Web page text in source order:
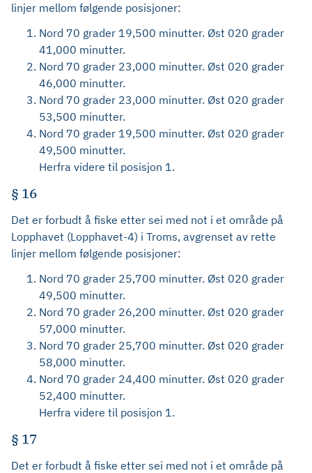
linjer mellom følgende posisjoner:
Nord 70 grader 19,500 minutter. Øst 020 grader
41,000 minutter.
Nord 70 grader 23,000 minutter. Øst 020 grader
46,000 minutter.
Nord 70 grader 23,000 minutter. Øst 020 grader
53,500 minutter.
Nord 70 grader 19,500 minutter. Øst 020 grader
49,500 minutter.
Herfra videre til posisjon 1.
§ 16
Det er forbudt å fiske etter sei med not i et område på
Lopphavet (Lopphavet-4) i Troms, avgrenset av rette
linjer mellom følgende posisjoner:
Nord 70 grader 25,700 minutter. Øst 020 grader
49,500 minutter.
Nord 70 grader 26,200 minutter. Øst 020 grader
57,000 minutter.
Nord 70 grader 25,700 minutter. Øst 020 grader
58,000 minutter.
Nord 70 grader 24,400 minutter. Øst 020 grader
52,400 minutter.
Herfra videre til posisjon 1.
§ 17
Det er forbudt å fiske etter sei med not i et område på